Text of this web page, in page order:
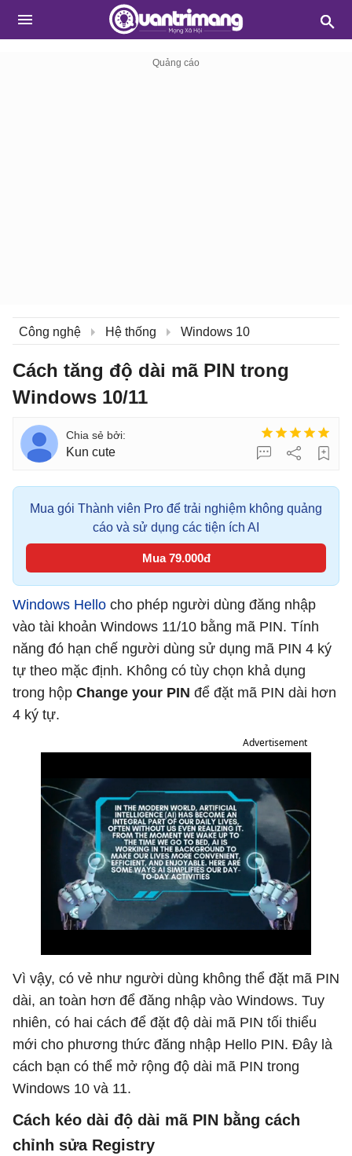
Công nghệ Hệ thống Windows 10
Cách tăng độ dài mã PIN trong
Windows 10/11
Kun cute
Mua gói Thành viên Pro để trải nghiệm không quảng
cáo và sử dụng các tiện ích AI
Mua 79.000đ
Windows Hello cho phép người dùng đăng nhập
vào tài khoản Windows 11/10 bằng mã PIN. Tính
năng đó hạn chế người dùng sử dụng mã PIN 4 ký
tự theo mặc định. Không có tùy chọn khả dụng
trong hộp Change your PIN để đặt mã PIN dài hơn
4 ký tự.
Advertisement
Vì vậy, có vẻ như người dùng không thể đặt mã PIN
dài, an toàn hơn để đăng nhập vào Windows. Tuy
nhiên, có hai cách để đặt độ dài mã PIN tối thiểu
mới cho phương thức đăng nhập Hello PIN. Đây là
cách bạn có thể mở rộng độ dài mã PIN trong
Windows 10 và 11.
Cách kéo dài độ dài mã PIN bằng cách
chỉnh sửa Registry